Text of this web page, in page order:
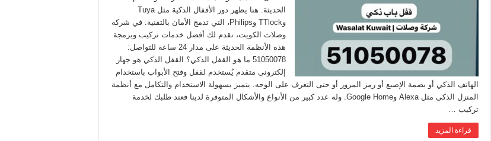
الحديثة. هنا يظهر دور الأقفال الذكية مثل Tuya
وTTlock وPhilips، التي تدمج الأمان بالتقنية. في شركة
وصلات الكويت، نقدم لك أفضل خدمات تركيب وبرمجة
هذه الأنظمة الحديثة على مدار 24 ساعة للتواصل:
51050078 ما هو القفل الذكي؟ القفل الذكي هو جهاز
إلكتروني متقدم يُستخدم لقفل وفتح الأبواب باستخدام
الهاتف الذكي أو بصمة الإصبع أو رمز المرور أو حتى التعرف على الوجه. يتميز بسهولة الاستخدام والتكامل مع أنظمة
المنزل الذكي مثل Alexa وGoogle Home. وله عدد كبير من الأنواع والأشكال المتوفرة لدينا فعند طلبك لخدمة
تركيب …
قراءة المزيد